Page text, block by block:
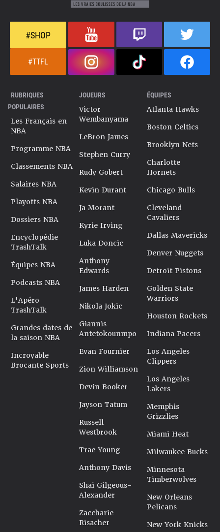
#SHOP
#TTFL
RUBRIQUES
POPULAIRES
Les Français en
NBA
Programme NBA
Classements NBA
Salaires NBA
Playoffs NBA
Dossiers NBA
Encyclopédie
TrashTalk
Équipes NBA
Podcasts NBA
L'Apéro
TrashTalk
Grandes dates de
la saison NBA
Incroyable
Brocante Sports
JOUEURS
Victor
Wembanyama
LeBron James
Stephen Curry
Rudy Gobert
Kevin Durant
Ja Morant
Kyrie Irving
Luka Doncic
Anthony
Edwards
James Harden
Nikola Jokic
Giannis
Antetokounmpo
Evan Fournier
Zion Williamson
Devin Booker
Jayson Tatum
Russell
Westbrook
Trae Young
Anthony Davis
Shai Gilgeous-
Alexander
Zaccharie
Risacher
ÉQUIPES
Atlanta Hawks
Boston Celtics
Brooklyn Nets
Charlotte
Hornets
Chicago Bulls
Cleveland
Cavaliers
Dallas Mavericks
Denver Nuggets
Detroit Pistons
Golden State
Warriors
Houston Rockets
Indiana Pacers
Los Angeles
Clippers
Los Angeles
Lakers
Memphis
Grizzlies
Miami Heat
Milwaukee Bucks
Minnesota
Timberwolves
New Orleans
Pelicans
New York Knicks